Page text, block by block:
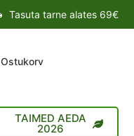
Tasuta tarne alates 69€
Ostukorv
TAIMED AEDA
2026